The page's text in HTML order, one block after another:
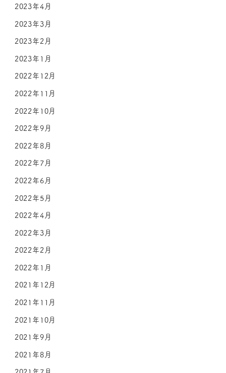
2023年4月
2023年3月
2023年2月
2023年1月
2022年12月
2022年11月
2022年10月
2022年9月
2022年8月
2022年7月
2022年6月
2022年5月
2022年4月
2022年3月
2022年2月
2022年1月
2021年12月
2021年11月
2021年10月
2021年9月
2021年8月